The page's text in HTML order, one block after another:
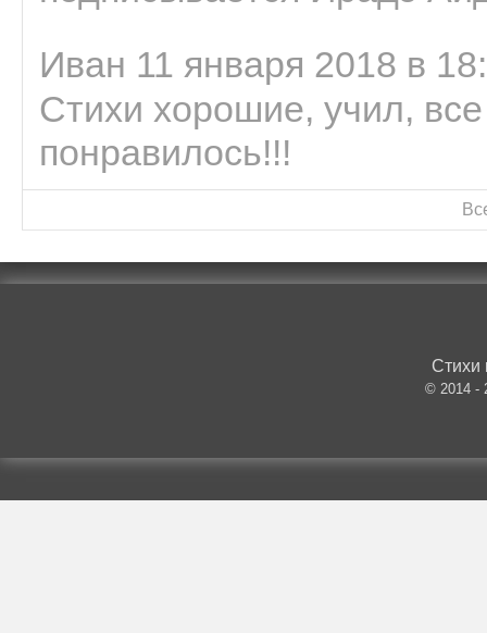
Иван 11 января 2018 в
Стихи хорошие, учил,
понравилось!!!
Стихи
© 2014 -